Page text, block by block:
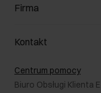
Formy płatności
Jak dokonać zwrotu?
Klub Klienta
Zwróć produkty
W podróży
Karta podarunkowa
Firma
O nas
Salony
B2B - Sprzedaż dla firm
Kontakt
Centrum pomocy
Biuro Obsługi Klienta